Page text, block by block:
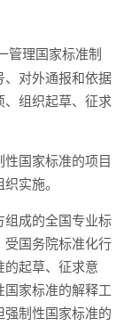
管理国家标准制
、对外通报和依据
组织起草、征求
国家标准的项目
实施。
组成的全国专业标
受国务院标准化行
起草、征求意
家标准的解释工
制性国家标准的